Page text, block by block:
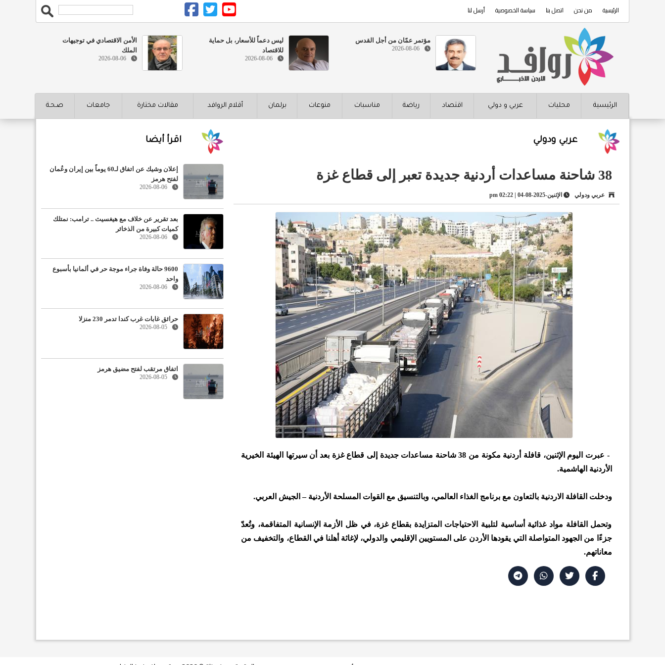
الرئيسية من نحن اتصل بنا سياسة الخصوصية أرسل لنا
مؤتمر عمّان من أجل القدس
2026-08-06
ليس دعماً للأسعار، بل حماية
للاقتصاد
2026-08-06
الأمن الاقتصادي في توجيهات
الملك
2026-08-06
الرئيسية محليات عربي و دولي اقتصاد رياضة مناسبات منوعات برلمان أقلام الروافد مقالات مختارة جامعات صـحـة
عربي ودولي
38 شاحنة مساعدات أردنية جديدة تعبر إلى قطاع غزة
عربي ودولي الإثنين-2025-08-04 | 02:22 pm
- عبرت اليوم الإثنين، قافلة أردنية مكونة من 38 شاحنة مساعدات جديدة إلى قطاع غزة بعد أن سيرتها الهيئة الخيرية
الأردنية الهاشمية.
ودخلت القافلة الاردنية بالتعاون مع برنامج الغذاء العالمي، وبالتنسيق مع القوات المسلحة الأردنية – الجيش العربي.
وتحمل القافلة مواد غذائية أساسية لتلبية الاحتياجات المتزايدة بقطاع غزة، في ظل الأزمة الإنسانية المتفاقمة، وتُعدّ
جزءًا من الجهود المتواصلة التي يقودها الأردن على المستويين الإقليمي والدولي، لإغاثة أهلنا في القطاع، والتخفيف من
معاناتهم.
اقرأ أيضا
إعلان وشيك عن اتفاق لـ60 يوماً بين إيران وعُمان
لفتح هرمز
2026-08-06
بعد تقرير عن خلاف مع هيغسيث .. ترامب: نمتلك
كميات كبيرة من الذخائر
2026-08-06
9600 حالة وفاة جراء موجة حر في ألمانيا بأسبوع
واحد
2026-08-06
حرائق غابات غرب كندا تدمر 230 منزلا
2026-08-05
اتفاق مرتقب لفتح مضيق هرمز
2026-08-05